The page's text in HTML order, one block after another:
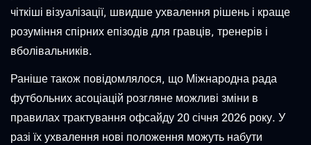
чіткіші візуалізації, швидше ухвалення рішень і краще
розуміння спірних епізодів для гравців, тренерів і
вболівальників.
Раніше також повідомлялося, що Міжнародна рада
футбольних асоціацій розгляне можливі зміни в
правилах трактування офсайду 20 січня 2026 року. У
разі їх ухвалення нові положення можуть набути